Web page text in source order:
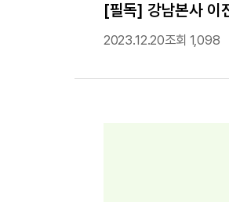
[필독] 강남본사
2023.12.20조회 1,098